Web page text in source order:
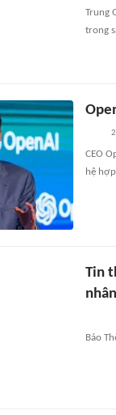
Trung
trong
CEO
hệ
Tin
Báo